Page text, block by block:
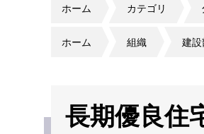
ホーム カテゴリ
ホーム 組織 建
長期優良住